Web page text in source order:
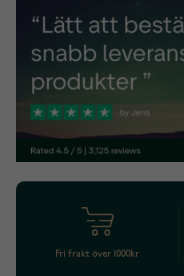
Fri frakt över 1000kr